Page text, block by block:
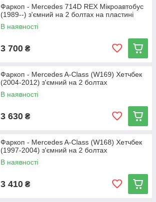
Фаркоп - Mercedes 714D REX Мікроавтобус
(1989--) з'ємний на 2 болтах на пластині
В наявності
3 700 ₴
Фаркоп - Mercedes A-Class (W169) Хетчбек
(2004-2012) з'ємний на 2 болтах
В наявності
3 630 ₴
Фаркоп - Mercedes A-Class (W168) Хетчбек
(1997-2004) з'ємний на 2 болтах
В наявності
3 410 ₴